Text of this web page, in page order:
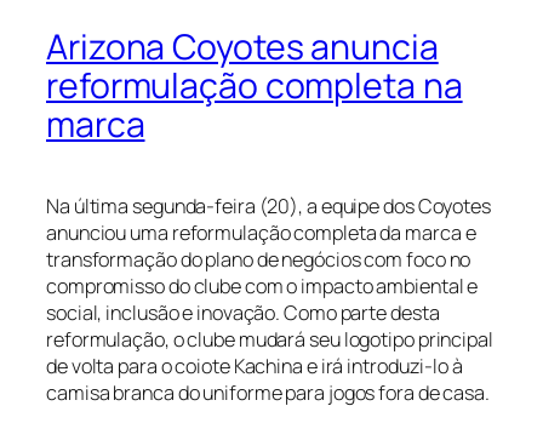
Arizona Coyotes anuncia
reformulação completa na
marca
Na última segunda-feira (20), a equipe dos Coyotes
anunciou uma reformulação completa da marca e
transformação do plano de negócios com foco no
compromisso do clube com o impacto ambiental e
social, inclusão e inovação. Como parte desta
reformulação, o clube mudará seu logotipo principal
de volta para o coiote Kachina e irá introduzi-lo à
camisa branca do uniforme para jogos fora de casa.